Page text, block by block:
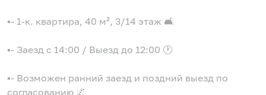
▪️- 1-к. квартира, 40 м², 3/14 этаж 🛋
▪️- Заезд с 14:00 / Выезд до 12:00 🕐
▪️- Возможен ранний заезд и поздний выезд по
согласованию 🌌